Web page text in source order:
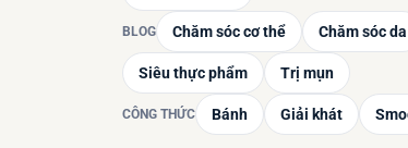
BLOG Chăm sóc cơ thể Chăm sóc da
Siêu thực phẩm Trị mụn
CÔNG THỨC Bánh Giải khát